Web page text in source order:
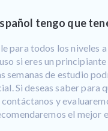
tengo que
para todos los niveles
si eres un
semanas de estudio
Si deseas saber para
y
el mejor